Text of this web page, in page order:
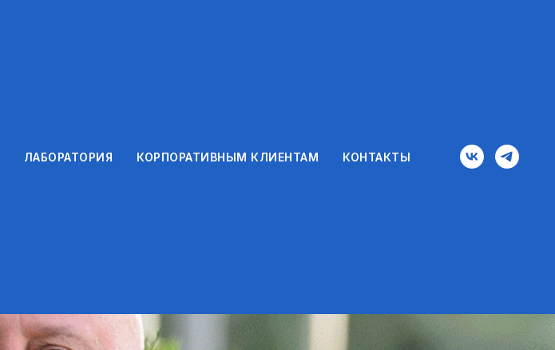
ЛАБОРАТОРИЯ КОРПОРАТИВНЫМ КЛИЕНТАМ КОНТАКТЫ